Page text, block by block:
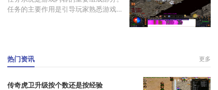
任务的主要作用是引导玩家熟悉游戏世
热门资讯 更多
传奇虎卫升级按个数还是按经验